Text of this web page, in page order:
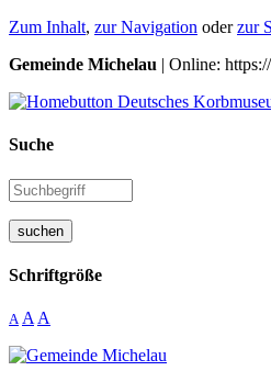
Zum Inhalt, zur Navigation oderzur
Gemeinde Michelau | Online:
Suche
suchen
Schriftgröße
A A A